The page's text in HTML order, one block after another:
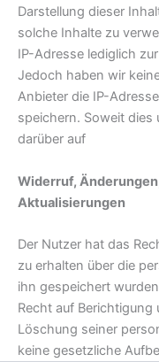
Darstellung dieser
solche Inhalte zu
IP-Adresse lediglich
Jedoch haben wir
Anbieter die IP-
speichern. Soweit
darüber auf
Widerruf,
Aktualisierungen
Der Nutzer hat das
zu erhalten über die
ihn gespeichert
Recht auf Berichtigung
Löschung seiner
keine gesetzliche